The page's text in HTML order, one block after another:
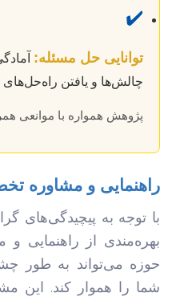
✔️
توانایی حل مسئله:
چالش‌ها و یافتن راه‌حل‌های
پژوهش همواره با موانعی
راهنمایی و مشاوره
با توجه به پیچیدگی‌های
بهره‌مندی از راهنمایی
حوزه می‌تواند به طور
شما را هموار کند. این